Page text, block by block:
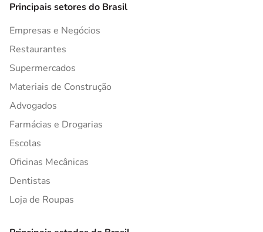
Principais setores do Brasil
Empresas e Negócios
Restaurantes
Supermercados
Materiais de Construção
Advogados
Farmácias e Drogarias
Escolas
Oficinas Mecânicas
Dentistas
Loja de Roupas